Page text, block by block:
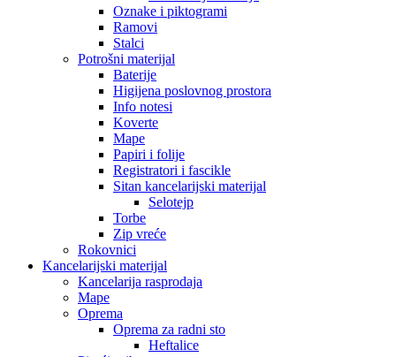
Oznake i piktogrami
Ramovi
Stalci
Potrošni materijal
Baterije
Higijena poslovnog prostora
Info notesi
Koverte
Mape
Papiri i folije
Registratori i fascikle
Sitan kancelarijski materijal
Selotejp
Torbe
Zip vreće
Rokovnici
Kancelarijski materijal
Kancelarija rasprodaja
Mape
Oprema
Oprema za radni sto
Heftalice